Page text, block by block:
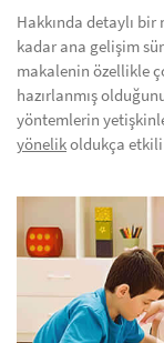
Hakkında detaylı bir
kadar ana gelişim
makalenin özellikle
hazırlanmış
yöntemlerin
yönelikoldukça